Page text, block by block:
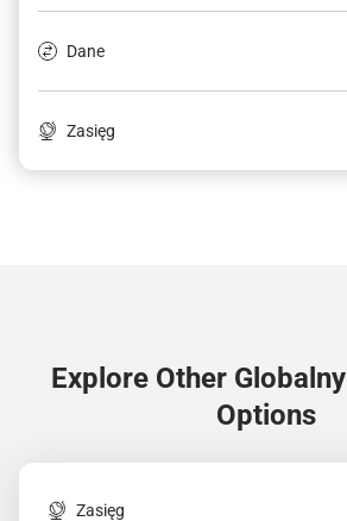
Dane
Zasięg
Explore Other Globalny
Options
Zasięg